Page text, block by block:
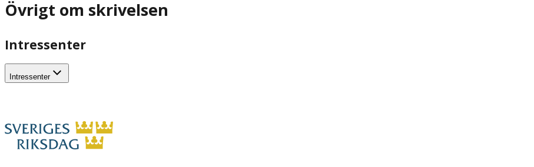
Övrigt om skrivelsen
Intressenter
Intressenter